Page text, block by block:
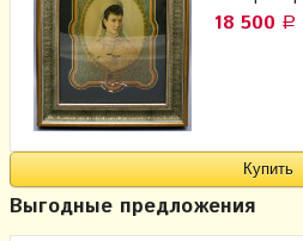
18 500 Р
Выгодные предложения